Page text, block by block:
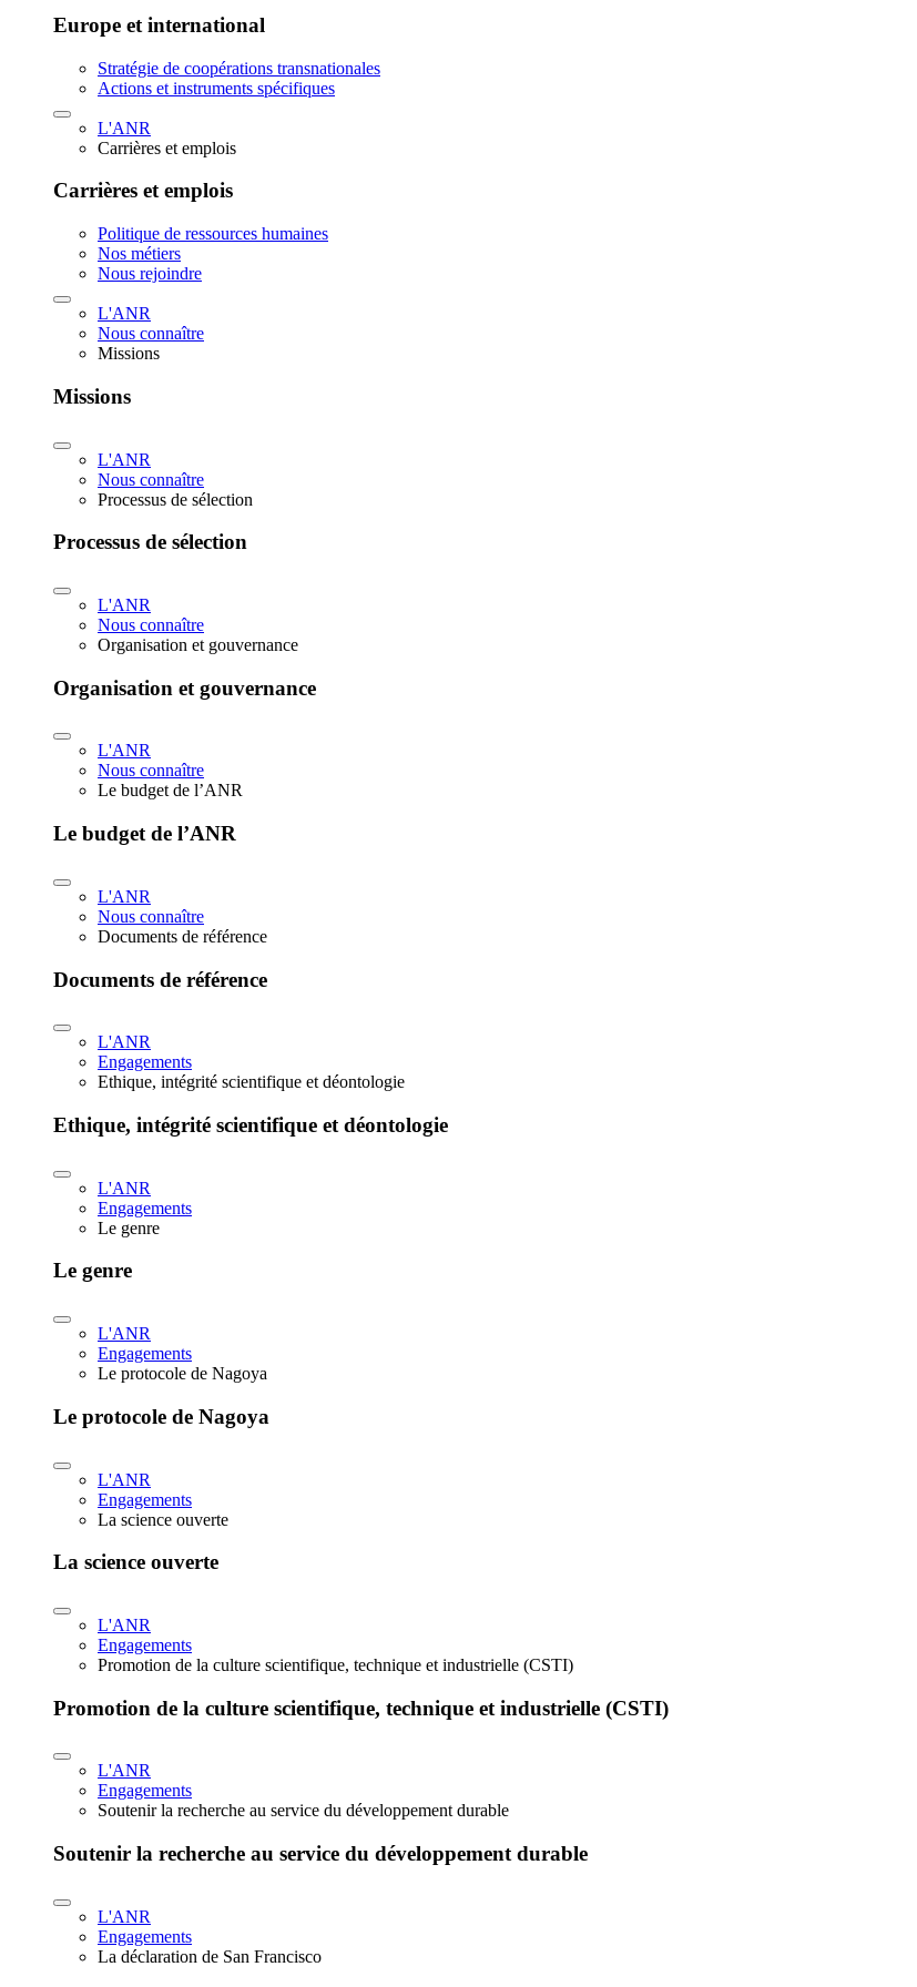
Europe et international
Stratégie de coopérations transnationales
Actions et instruments spécifiques
L'ANR
Carrières et emplois
Carrières et emplois
Politique de ressources humaines
Nos métiers
Nous rejoindre
L'ANR
Nous connaître
Missions
Missions
L'ANR
Nous connaître
Processus de sélection
Processus de sélection
L'ANR
Nous connaître
Organisation et gouvernance
Organisation et gouvernance
L'ANR
Nous connaître
Le budget de l’ANR
Le budget de l’ANR
L'ANR
Nous connaître
Documents de référence
Documents de référence
L'ANR
Engagements
Ethique, intégrité scientifique et déontologie
Ethique, intégrité scientifique et déontologie
L'ANR
Engagements
Le genre
Le genre
L'ANR
Engagements
Le protocole de Nagoya
Le protocole de Nagoya
L'ANR
Engagements
La science ouverte
La science ouverte
L'ANR
Engagements
Promotion de la culture scientifique, technique et industrielle (CSTI)
Promotion de la culture scientifique, technique et industrielle (CSTI)
L'ANR
Engagements
Soutenir la recherche au service du développement durable
Soutenir la recherche au service du développement durable
L'ANR
Engagements
La déclaration de San Francisco